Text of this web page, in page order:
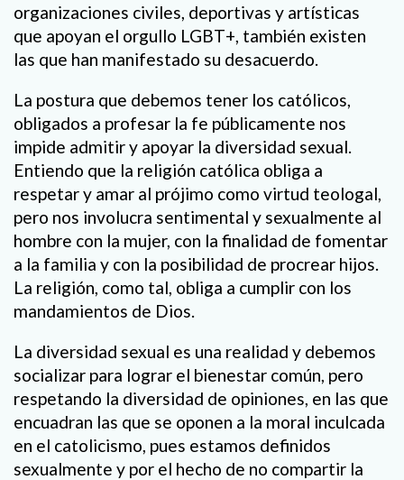
organizaciones civiles, deportivas y artísticas
que apoyan el orgullo LGBT+, también existen
las que han manifestado su desacuerdo.
La postura que debemos tener los católicos,
obligados a profesar la fe públicamente nos
impide admitir y apoyar la diversidad sexual.
Entiendo que la religión católica obliga a
respetar y amar al prójimo como virtud teologal,
pero nos involucra sentimental y sexualmente al
hombre con la mujer, con la finalidad de fomentar
a la familia y con la posibilidad de procrear hijos.
La religión, como tal, obliga a cumplir con los
mandamientos de Dios.
La diversidad sexual es una realidad y debemos
socializar para lograr el bienestar común, pero
respetando la diversidad de opiniones, en las que
encuadran las que se oponen a la moral inculcada
en el catolicismo, pues estamos definidos
sexualmente y por el hecho de no compartir la